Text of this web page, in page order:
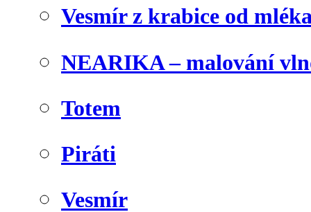
Vesmír z krabice od
NEARIKA – malování
Totem
Piráti
Vesmír